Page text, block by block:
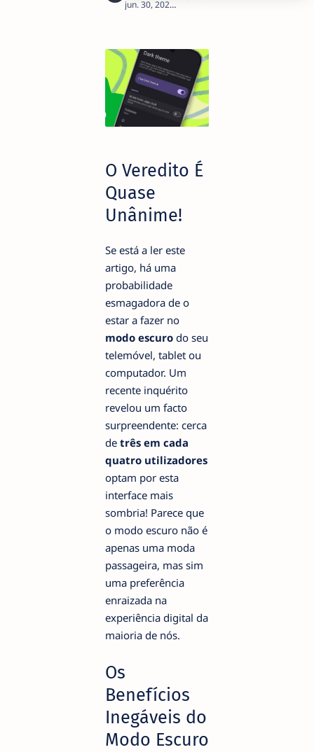
O Veredito É
Quase
Unânime!
Se está a ler este
artigo, há uma
probabilidade
esmagadora de o
estar a fazer no
modo escuro do seu
telemóvel, tablet ou
computador. Um
recente inquérito
revelou um facto
surpreendente: cerca
de três em cada
quatro utilizadores
optam por esta
interface mais
sombria! Parece que
o modo escuro não é
apenas uma moda
passageira, mas sim
uma preferência
enraizada na
experiência digital da
maioria de nós.
Os
Benefícios
Inegáveis do
Modo Escuro